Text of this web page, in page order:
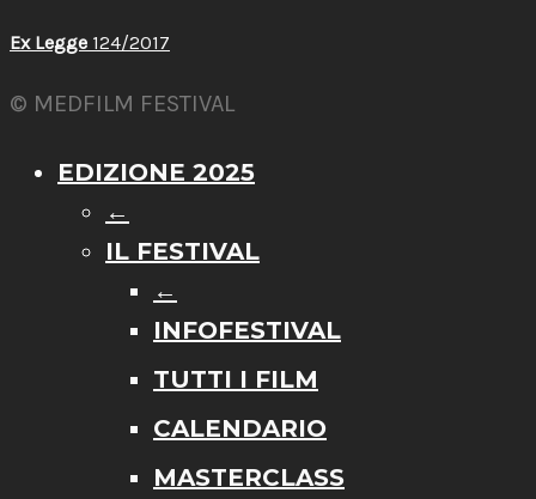
Ex Legge 124/2017
© MEDFILM FESTIVAL
EDIZIONE 2025
←
IL FESTIVAL
←
INFOFESTIVAL
TUTTI I FILM
CALENDARIO
MASTERCLASS